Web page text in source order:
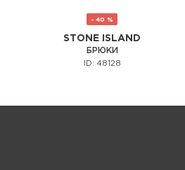
- 40 %
STONE ISLAND
БРЮКИ
ID: 48128